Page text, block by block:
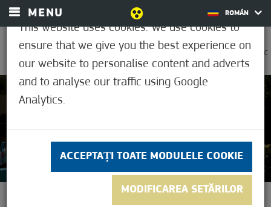
MENU ROMÁN
31,2°C
3,3
This website uses cookies. We use cookies to
ensure that we give you the best experience on
our website to personalise content and adverts
and to analyse our traffic using Google
Analytics.
ACCEPTAȚI TOATE MODULELE COOKIE
MODIFICAREA SETĂRILOR